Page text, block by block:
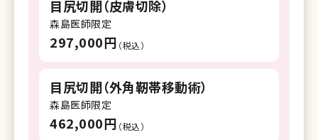
目尻切開（皮膚切除）
森島医師限定
297,000円 （税込）
目尻切開（外角靭帯移動術）
森島医師限定
462,000円 （税込）